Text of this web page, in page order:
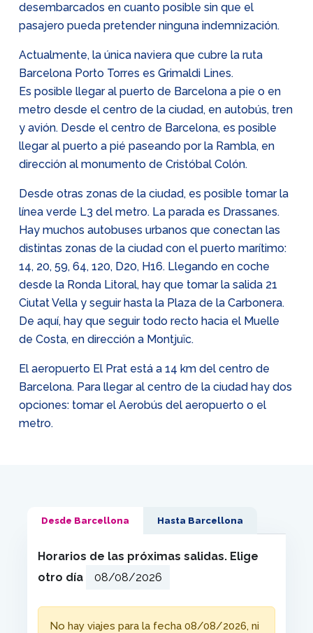
desembarcados en cuanto posible sin que el
pasajero pueda pretender ninguna indemnización.
Actualmente, la única naviera que cubre la ruta
Barcelona Porto Torres es Grimaldi Lines.
Es posible llegar al puerto de Barcelona a pie o en
metro desde el centro de la ciudad, en autobús, tren
y avión. Desde el centro de Barcelona, es posible
llegar al puerto a pié paseando por la Rambla, en
dirección al monumento de Cristóbal Colón.
Desde otras zonas de la ciudad, es posible tomar la
línea verde L3 del metro. La parada es Drassanes.
Hay muchos autobuses urbanos que conectan las
distintas zonas de la ciudad con el puerto marítimo:
14, 20, 59, 64, 120, D20, H16. Llegando en coche
desde la Ronda Litoral, hay que tomar la salida 21
Ciutat Vella y seguir hasta la Plaza de la Carbonera.
De aquí, hay que seguir todo recto hacia el Muelle
de Costa, en dirección a Montjuïc.
El aeropuerto El Prat está a 14 km del centro de
Barcelona. Para llegar al centro de la ciudad hay dos
opciones: tomar el Aerobús del aeropuerto o el
metro.
Desde Barcellona Hasta Barcellona
Horarios de las próximas salidas. Elige
otro día
No hay viajes para la fecha 08/08/2026, ni